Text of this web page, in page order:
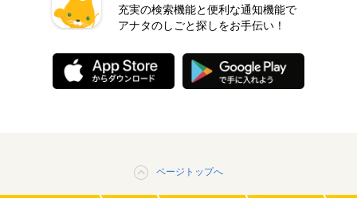
充実の検索機能と便利な通知機能で
アナタのしごと探しをお手伝い！
ページトップへ